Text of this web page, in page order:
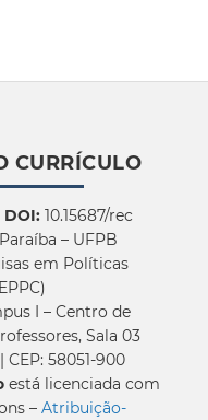
CURRÍCULO
10.15687/rec
– UFPB
em Políticas
I – Centro de
Sala 03
CEP: 58051-900
está licenciada com
– Atribuição-